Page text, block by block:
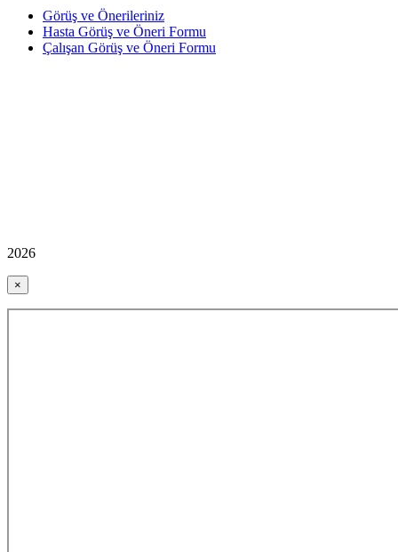
Görüş ve Önerileriniz
Hasta Görüş ve Öneri Formu
Çalışan Görüş ve Öneri Formu
2026
×